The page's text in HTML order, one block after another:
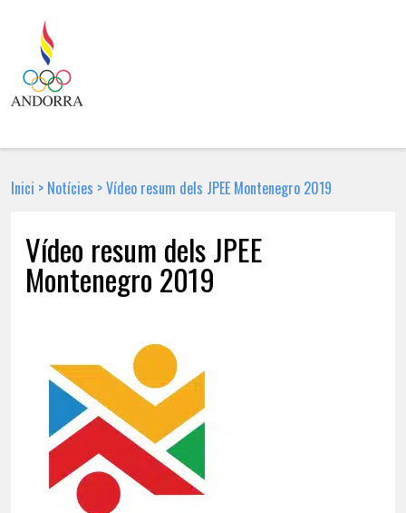
Inici > Notícies >Vídeo resum dels JPEE Montenegro 2019
Vídeo resum dels JPEE
Montenegro 2019